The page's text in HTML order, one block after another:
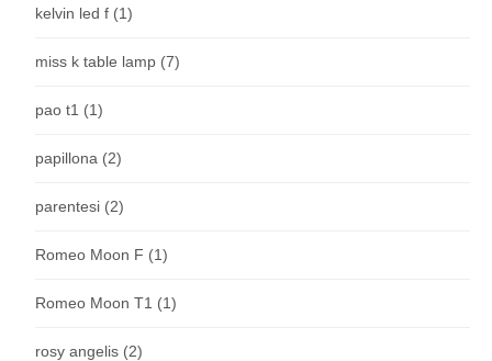
kelvin led f (1)
miss k table lamp (7)
pao t1 (1)
papillona (2)
parentesi (2)
Romeo Moon F (1)
Romeo Moon T1 (1)
rosy angelis (2)